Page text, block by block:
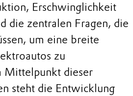
Erschwinglichkeit
die zentralen Fragen, die
um eine breite
zu
Mittelpunkt dieser
steht die Entwicklung